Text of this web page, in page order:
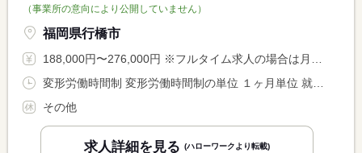
（事業所の意向により公開していません）
福岡県行橋市
188,000円〜276,000円 ※フルタイム求人の場合は月額（換算額）、パート求人の場合は時間額を表示しています。
その他
求人詳細を見る (ハローワークより転載)